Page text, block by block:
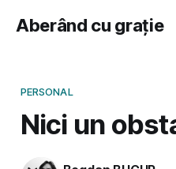
Aberând cu grație
PERSONAL
Nici un